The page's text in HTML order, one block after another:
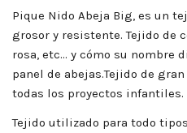
Pique Nido Abeja Big, es un
grosor y resistente. Tejido de
rosa, etc... y cómo su nombre
panel de abejas.Tejido de
todas los proyectos infantiles.
Tejido utilizado para todo